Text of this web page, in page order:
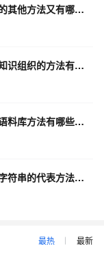
Python 数据挖掘中，文本相似度计算方法中的其他方法又有哪些呢？
Python 数据挖掘中，文本相似度计算里基于知识组织的方法有哪些呢？
Python 数据挖掘中，文本相似度计算里基于语料库方法有哪些呢？
Python 数据挖掘中，文本相似度计算里基于字符串的代表方法有哪些呢？
最热 最新